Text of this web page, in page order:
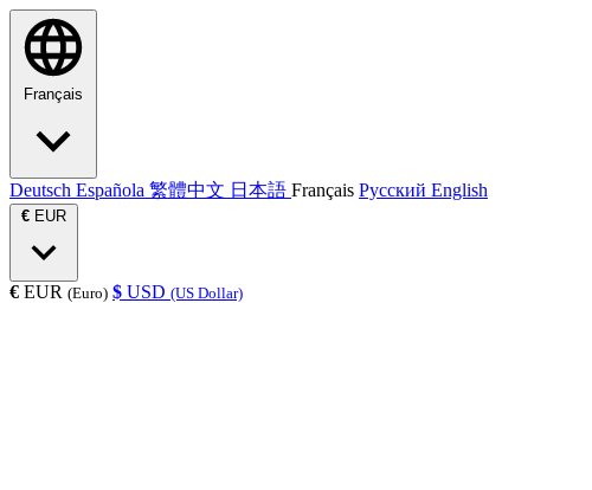
Français
Deutsch Española 繁體中文 日本語 Français Русский English
€ EUR
€ EUR (Euro) $ USD (US Dollar)